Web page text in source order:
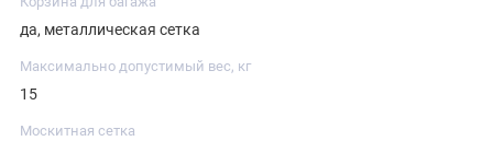
да, металлическая сетка
Максимально допустимый вес, кг
15
Москитная сетка